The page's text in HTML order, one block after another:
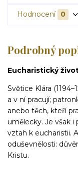
Hodnocení 0
Podrobný
Eucharistický
Světice Klára
a v ní pracují;
anebo těch, kteří
umělecky. Je však
vztah k eucharistii.
oduševnělosti:
Kristu.